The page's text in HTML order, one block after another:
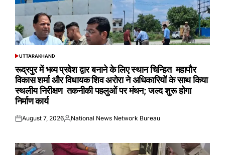
POSTED
UTTARAKHAND
रूद्रपुर में भव्य प्रवेश द्वार बनाने के लिए स्थान चिन्हित महापौर
विकास शर्मा और विधायक शिव अरोरा ने अधिकारियों के साथ किया
स्थलीय निरीक्षण तकनीकी पहलुओं पर मंथन; जल्द शुरू होगा
निर्माण कार्य
Posted
August 7, 2026Posted
National News Network Bureau